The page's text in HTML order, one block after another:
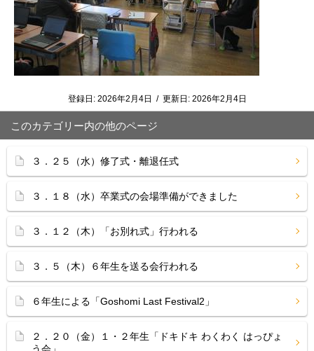
登録日: 2026年2月4日 / 更新日: 2026年2月4日
このカテゴリー内の他のページ
３．２５（水）修了式・離退任式
３．１８（水）卒業式の会場準備ができました
３．１２（木）「お別れ式」行われる
３．５（木）６年生を送る会行われる
６年生による「Goshomi Last Festival2」
２．２０（金）１・２年生「ドキドキ わくわく はっぴょ